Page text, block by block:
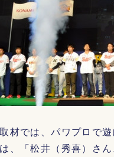
材では、パワプロで
、「松井（秀喜）さ